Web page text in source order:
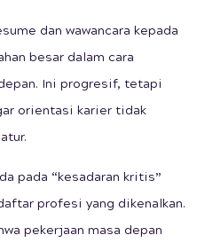
dan wawancara kepada
besar dalam cara
Ini progresif, tetapi
orientasi karier tidak
pada “kesadaran kritis”
profesi yang dikenalkan.
pekerjaan masa depan